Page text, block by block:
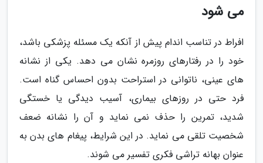
می شود
افراط در تناسب اندام پیش از آنکه یک مسئله پزشکی باشد،
خود را در رفتارهای روزمره نشان می دهد. یکی از نشانه
های عینی، ناتوانی در استراحت بدون احساس گناه است.
فرد حتی در روزهای بیماری، آسیب دیدگی یا خستگی
شدید، تمرین را حذف نمی نماید و آن را نشانه ضعف
شخصیت تلقی می نماید. در این شرایط، پیغام های بدن به
عنوان بهانه تراشی فکری تفسیر می شوند.